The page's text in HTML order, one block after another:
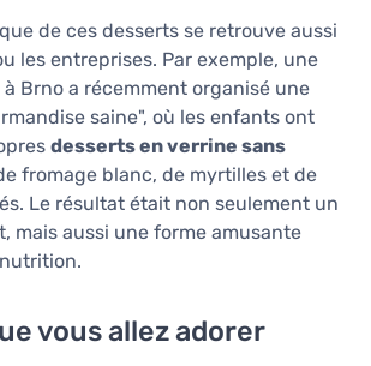
de ces desserts se retrouve aussi
les entreprises. Par exemple, une
Brno a récemment organisé une
saine", où les enfants ont
desserts en verrine sans
fromage blanc, de myrtilles et de
Le résultat était non seulement un
mais aussi une forme amusante
vous allez adorer